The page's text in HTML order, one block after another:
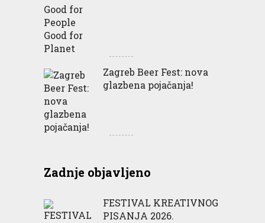
Zagreb Beer Fest: nova
glazbena pojačanja!
Zadnje objavljeno
FESTIVAL KREATIVNOG
PISANJA 2026.